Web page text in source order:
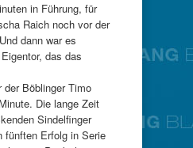
in Führung, für
Raich noch vor der
dann war es
das das
der Böblinger Timo
Die lange Zeit
Sindelfinger
fünften Erfolg in Serie